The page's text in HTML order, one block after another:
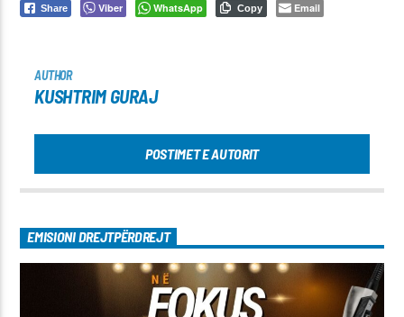
Share Viber WhatsApp Copy Email
AUTHOR
KUSHTRIM GURAJ
POSTIMET E AUTORIT
EMISIONI DREJTPËRDREJT